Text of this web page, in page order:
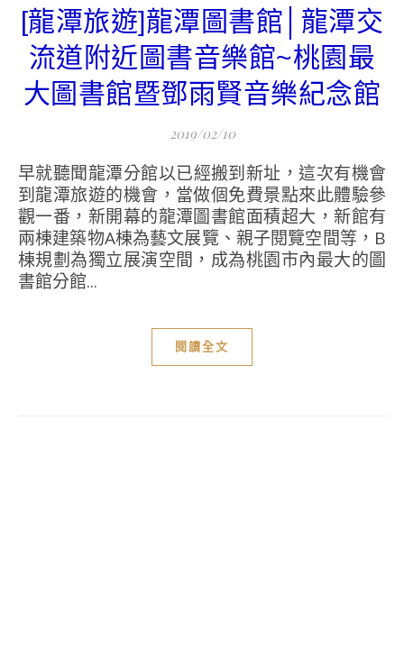
[龍潭旅遊]龍潭圖書館│龍潭交
流道附近圖書音樂館~桃園最
大圖書館暨鄧雨賢音樂紀念館
2019/02/10
早就聽聞龍潭分館以已經搬到新址，這次有機會
到龍潭旅遊的機會，當做個免費景點來此體驗參
觀一番，新開幕的龍潭圖書館面積超大，新館有
兩棟建築物A棟為藝文展覽、親子閱覽空間等，B
棟規劃為獨立展演空間，成為桃園市內最大的圖
書館分館...
閱讀全文